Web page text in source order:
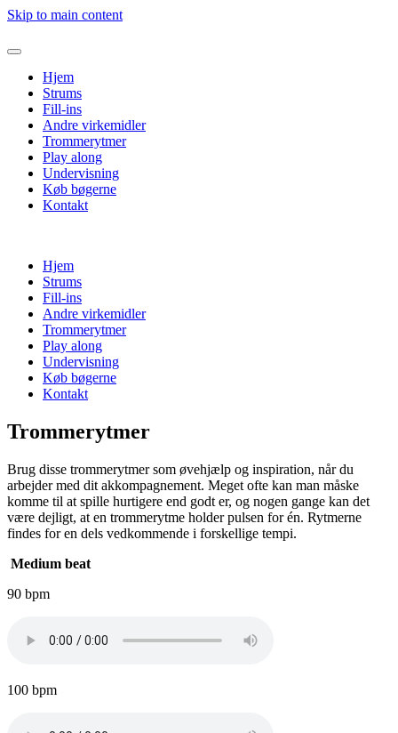
Skip to main content
Hjem
Strums
Fill-ins
Andre virkemidler
Trommerytmer
Play along
Undervisning
Køb bøgerne
Kontakt
Hjem
Strums
Fill-ins
Andre virkemidler
Trommerytmer
Play along
Undervisning
Køb bøgerne
Kontakt
Trommerytmer
Brug disse trommerytmer som øvehjælp og inspiration, når du
arbejder med dit akkompagnement. Meget ofte kan man måske
komme til at spille hurtigere end godt er, og nogen gange kan det
være dejligt, at en trommerytme holder pulsen for én. Rytmerne
findes for en dels vedkommende i forskellige tempi.
Medium beat
90 bpm
100 bpm